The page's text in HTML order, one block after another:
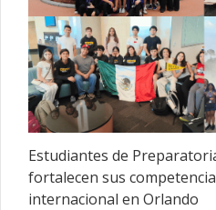
Estudiantes de
fortalecen sus
internacional en Orlando